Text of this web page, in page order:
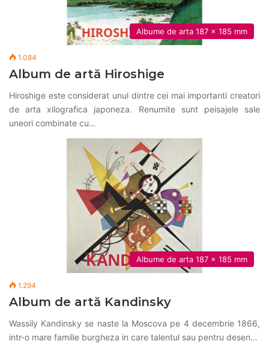
Albume de arta 187 x 185 mm
1.084
Album de artă Hiroshige
Hiroshige este considerat unul dintre cei mai importanti creatori
de arta xilografica japoneza. Renumite sunt peisajele sale
uneori combinate cu…
Albume de arta 187 x 185 mm
1.294
Album de artă Kandinsky
Wassily Kandinsky se naste la Moscova pe 4 decembrie 1866,
intr-o mare familie burgheza in care talentul sau pentru desen…